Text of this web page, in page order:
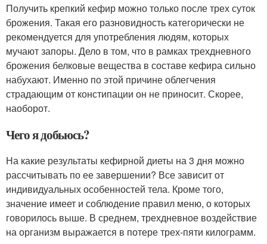
Получить крепкий кефир можно только после трех суток
брожения. Такая его разновидность категорически не
рекомендуется для употребления людям, которых
мучают запоры. Дело в том, что в рамках трехдневного
брожения белковые вещества в составе кефира сильно
набухают. Именно по этой причине облегчения
страдающим от констипации он не приносит. Скорее,
наоборот.
Чего я добьюсь?
На какие результаты кефирной диеты на 3 дня можно
рассчитывать по ее завершении? Все зависит от
индивидуальных особенностей тела. Кроме того,
значение имеет и соблюдение правил меню, о которых
говорилось выше. В среднем, трехдневное воздействие
на организм выражается в потере трех-пяти килограмм.